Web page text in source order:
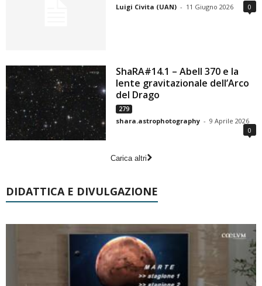
Luigi Civita (UAN) - 11 Giugno 2026 0
ShaRA#14.1 – Abell 370 e la
lente gravitazionale dell’Arco
del Drago
279
shara.astrophotography - 9 Aprile 2026
0
Carica altri
DIDATTICA E DIVULGAZIONE